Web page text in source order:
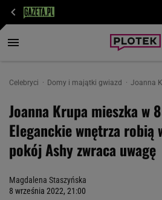
Celebryci Domy i majątki gwiazd Joanna
Joanna Krupa mieszka w
Eleganckie wnętrza robią
pokój Ashy zwraca uwagę
Magdalena Staszyńska
8 września 2022, 21:00